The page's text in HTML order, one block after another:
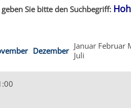
Sie bitte den Suchbegriff:
Dezember Januar Februar
Juli